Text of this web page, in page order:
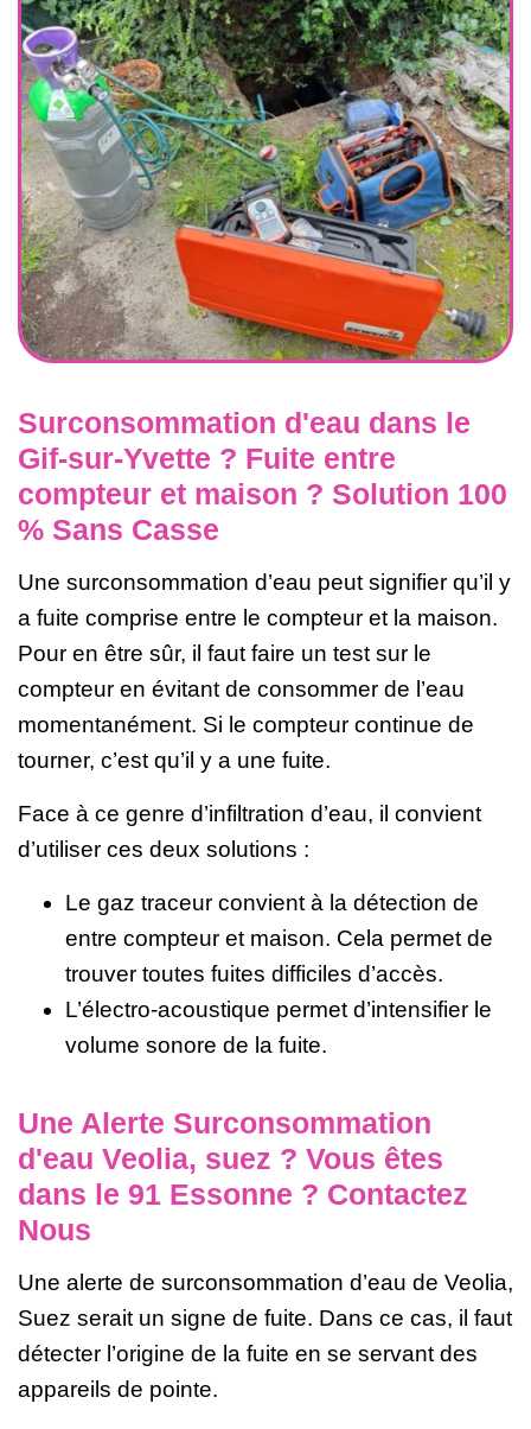
Surconsommation d'eau dans le
Gif-sur-Yvette ? Fuite entre
compteur et maison ? Solution 100
% Sans Casse
Une surconsommation d’eau peut signifier qu’il y
a fuite comprise entre le compteur et la maison.
Pour en être sûr, il faut faire un test sur le
compteur en évitant de consommer de l’eau
momentanément. Si le compteur continue de
tourner, c’est qu’il y a une fuite.
Face à ce genre d’infiltration d’eau, il convient
d’utiliser ces deux solutions :
Le gaz traceur convient à la détection de
entre compteur et maison. Cela permet de
trouver toutes fuites difficiles d’accès.
L’électro-acoustique permet d’intensifier le
volume sonore de la fuite.
Une Alerte Surconsommation
d'eau Veolia, suez ? Vous êtes
dans le 91 Essonne ? Contactez
Nous
Une alerte de surconsommation d’eau de Veolia,
Suez serait un signe de fuite. Dans ce cas, il faut
détecter l’origine de la fuite en se servant des
appareils de pointe.